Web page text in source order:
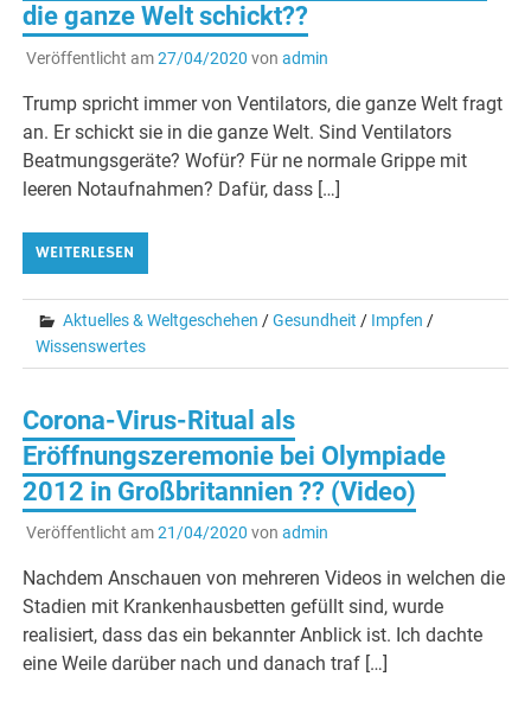
die ganze Welt schickt??
Veröffentlicht am27/04/2020 von admin
Trump spricht immer von Ventilators, die ganze Welt fragt
an. Er schickt sie in die ganze Welt. Sind Ventilators
Beatmungsgeräte? Wofür? Für ne normale Grippe mit
leeren Notaufnahmen? Dafür, dass […]
WEITERLESEN
Aktuelles & Weltgeschehen /Gesundheit / Impfen /
Wissenswertes
Corona-Virus-Ritual als
Eröffnungszeremonie bei Olympiade
2012 in Großbritannien ?? (Video)
Veröffentlicht am21/04/2020 von admin
Nachdem Anschauen von mehreren Videos in welchen die
Stadien mit Krankenhausbetten gefüllt sind, wurde
realisiert, dass das ein bekannter Anblick ist. Ich dachte
eine Weile darüber nach und danach traf […]